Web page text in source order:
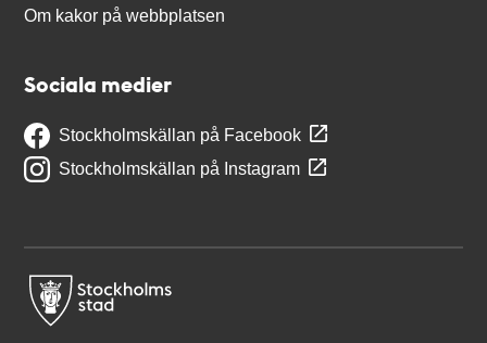
Om kakor på webbplatsen
Sociala medier
Stockholmskällan på Facebook
Stockholmskällan på Instagram